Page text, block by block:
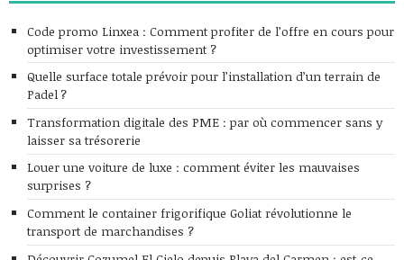
Code promo Linxea : Comment profiter de l’offre en cours pour
optimiser votre investissement ?
Quelle surface totale prévoir pour l’installation d’un terrain de
Padel ?
Transformation digitale des PME : par où commencer sans y
laisser sa trésorerie
Louer une voiture de luxe : comment éviter les mauvaises
surprises ?
Comment le container frigorifique Goliat révolutionne le
transport de marchandises ?